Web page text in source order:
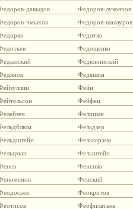
давыдов
Федоров-лукоянов
чмыхов
Федоров-шалауров
Федотко
Федощенко
Федюнинский
Федяшин
Фейн
Фейфец
Фелицын
Фельдзер
Фелькерзам
Фельштейн
Фененко
Фенский
Феокритов
Феофилатьев